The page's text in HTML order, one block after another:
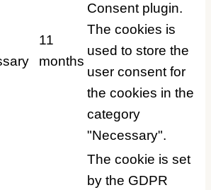
11
months
Consent plugin.
The cookies is
used to store the
user consent for
the cookies in the
category
"Necessary".
The cookie is set
by the GDPR